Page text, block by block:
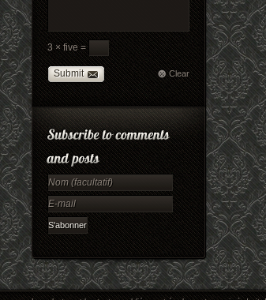
3 × five =
Submit Clear